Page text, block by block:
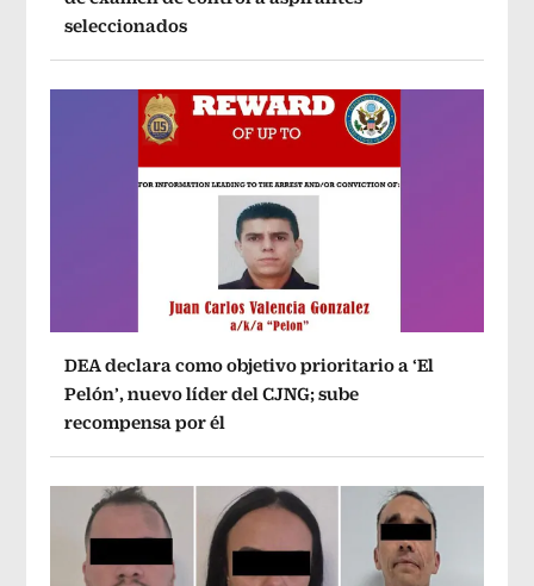
seleccionados
DEA declara como objetivo prioritario a ‘El
Pelón’, nuevo líder del CJNG; sube
recompensa por él